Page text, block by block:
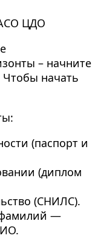
ЦДО
– начните
Чтобы начать
(паспорт и
(диплом
(СНИЛС).
—